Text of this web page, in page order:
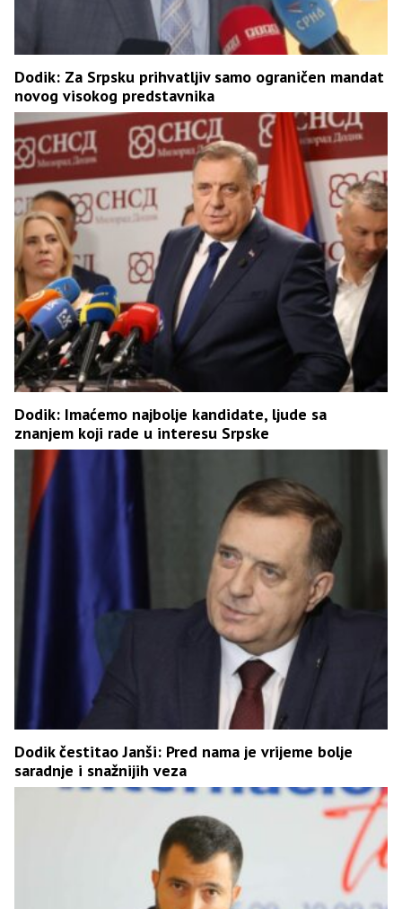
Dodik: Za Srpsku prihvatljiv samo ograničen mandat
novog visokog predstavnika
Dodik: Imaćemo najbolje kandidate, ljude sa
znanjem koji rade u interesu Srpske
Dodik čestitao Janši: Pred nama je vrijeme bolje
saradnje i snažnijih veza